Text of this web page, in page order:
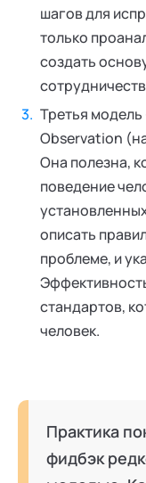
шагов для
только
создать
Третья
Observation
Она полезна,
поведение
описать
проблеме, и
стандартов,
человек.
Практика
фидбэк